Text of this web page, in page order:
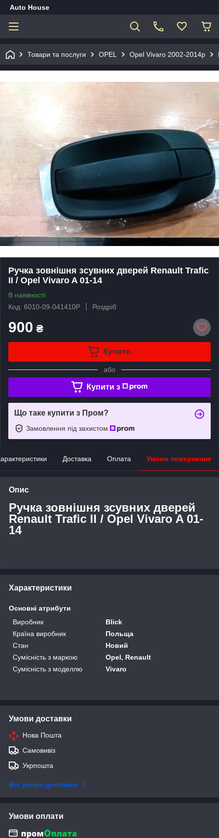
Auto House
Товари та послуги OPEL Opel Vivaro 2002-2014р
Ручка зовнішня зсувних дверей Renault Trafic
II / Opel Vivaro A 01-14
В наявності
Код: 6010-09-041410P
Роздріб
900 ₴
Купити
або
Купити з
Що таке купити з Пром?
Замовлення під захистом
Доставка Оплата Умови повернення
Опис
Ручка зовнішня зсувних дверей
Renault Trafic II / Opel Vivaro A 01-
14
Характеристики
Основні атрибути
Виробник
Blick
Країна виробник
Польща
Стан
Новий
Сумісність з маркою
Opel, Renault
Сумісність з моделлю
Vivaro
Умови доставки
Нова Пошта
Самовивіз
Укрпошта
Всі умови доставки
Умови оплати